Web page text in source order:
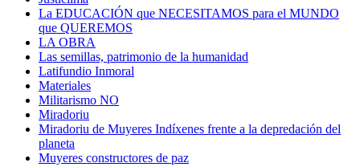
La EDUCACIÓN que NECESITAMOS para el MUNDO
que QUEREMOS
LA OBRA
Las semillas, patrimonio de la humanidad
Latifundio Inmoral
Materiales
Militarismo NO
Miradoriu
Miradoriu de Muyeres Indíxenes frente a la depredación del
planeta
Muyeres constructores de paz